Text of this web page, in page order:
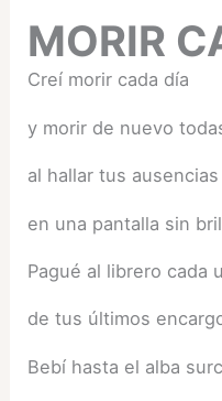
MORIR
Creí morir cada día
y morir de nuevo
al hallar tus ausencias
en una pantalla sin
Pagué al librero cada
de tus últimos
Bebí hasta el alba